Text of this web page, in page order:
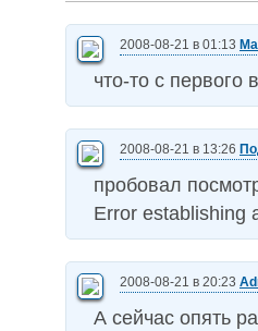
2008-08-21 в 01:13
что-то с
2008-08-21 в 13:26
пробовал
Error establishing
2008-08-21 в 20:23
А сейчас опять